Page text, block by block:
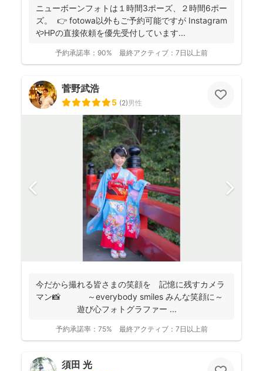
ニューボーンフォトは１時間3ポーズ、２時間6ポー
ズ。 👉 fotowa以外もご予約可能ですが Instagram
やHPの直接依頼を優先受付しています...
予約承諾率： 90% 最終アクティブ： 7日以上前
菅野武浩
5 (2)男性
今だから撮れる皆さまの笑顔を 記憶に残すカメラ
マン📸 ～everybody smiles みんな笑顔に～
遊び心フォトグラファー ...
予約承諾率： 75% 最終アクティブ： 7日以上前
須田 光